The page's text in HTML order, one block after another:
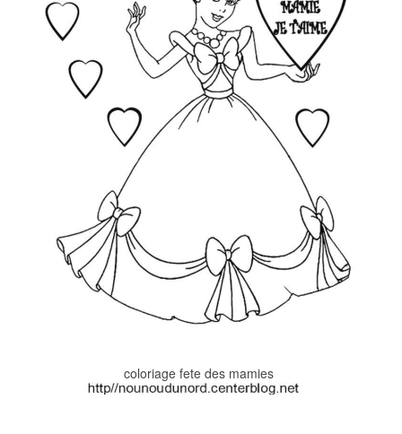
coloriage fete des mamies